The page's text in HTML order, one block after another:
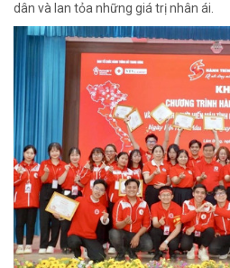
dân và lan tỏa những giá trị nhân ái.